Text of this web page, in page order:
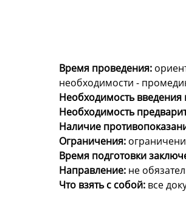
Время проведения:
необходимости -
Необходимость введения
Необходимость
Наличие
Ограничения:
Время подготовки
Направление: не
Что взять с собой: все